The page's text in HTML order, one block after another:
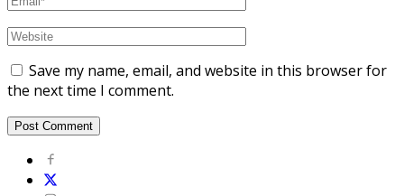
Save my name, email, and website in this browser for
the next time I comment.